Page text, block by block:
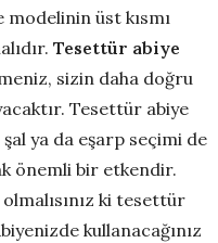
modelinin üst kısmı
Tesettür abiye
sizin daha doğru
Tesettür abiye
ya da eşarp seçimi de
önemli bir etkendir.
ki tesettür
kullanacağınız